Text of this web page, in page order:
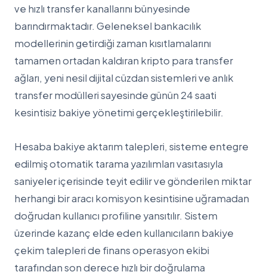
ve hızlı transfer kanallarını bünyesinde
barındırmaktadır. Geleneksel bankacılık
modellerinin getirdiği zaman kısıtlamalarını
tamamen ortadan kaldıran kripto para transfer
ağları, yeni nesil dijital cüzdan sistemleri ve anlık
transfer modülleri sayesinde günün 24 saati
kesintisiz bakiye yönetimi gerçekleştirilebilir.
Hesaba bakiye aktarım talepleri, sisteme entegre
edilmiş otomatik tarama yazılımları vasıtasıyla
saniyeler içerisinde teyit edilir ve gönderilen miktar
herhangi bir aracı komisyon kesintisine uğramadan
doğrudan kullanıcı profiline yansıtılır. Sistem
üzerinde kazanç elde eden kullanıcıların bakiye
çekim talepleri de finans operasyon ekibi
tarafından son derece hızlı bir doğrulama